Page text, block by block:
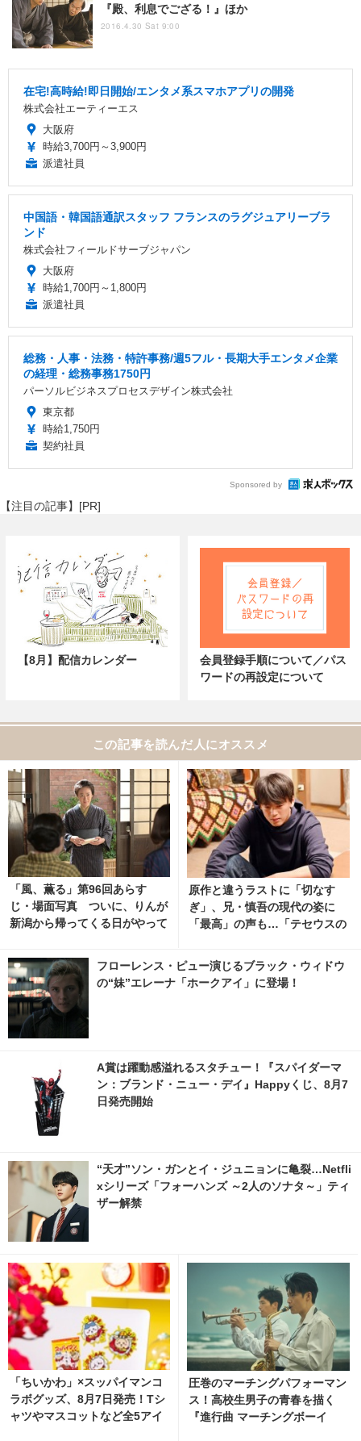
『殿、利息でござる！』ほか
2016.4.30 Sat 9:00
在宅!高時給!即日開始/エンタメ系スマホアプリの開発
株式会社エーティーエス
大阪府
時給3,700円～3,900円
派遣社員
中国語・韓国語通訳スタッフ フランスのラグジュアリーブラ
ンド
株式会社フィールドサーブジャパン
大阪府
時給1,700円～1,800円
派遣社員
総務・人事・法務・特許事務/週5フル・長期大手エンタメ企業
の経理・総務事務1750円
パーソルビジネスプロセスデザイン株式会社
東京都
時給1,750円
契約社員
Sponsored by
【注目の記事】[PR]
【8月】配信カレンダー
会員登録手順について／パス
ワードの再設定について
この記事を読んだ人にオススメ
「風、薫る」第96回あらす
じ・場面写真 ついに、りんが
新潟から帰ってくる日がやって
真・画像 | cinemacafe.net
原作と違うラストに「切なす
ぎ」、兄・慎吾の現代の姿に
「最高」の声も…「テセウスの
フローレンス・ピュー演じるブラック・ウィドウ
の“妹”エレーナ「ホークアイ」に登場！
A賞は躍動感溢れるスタチュー！『スパイダーマ
ン：ブランド・ニュー・デイ』Happyくじ、8月7
日発売開始
“天才”ソン・ガンとイ・ジュニョンに亀裂…Netfli
xシリーズ「フォーハンズ ～2人のソナタ～」ティ
ザー解禁
「ちいかわ」×スッパイマンコ
ラボグッズ、8月7日発売！Tシ
ャツやマスコットなど全5アイ
圧巻のマーチングパフォーマン
ス！高校生男子の青春を描く
『進行曲 マーチングボーイ